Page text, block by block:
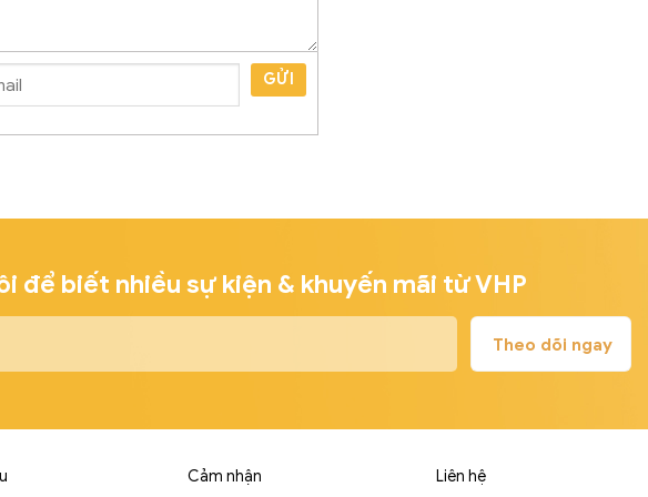
GỬI
để biết nhiều sự kiện & khuyến mãi từ VHP
Cảm nhận Liên hệ